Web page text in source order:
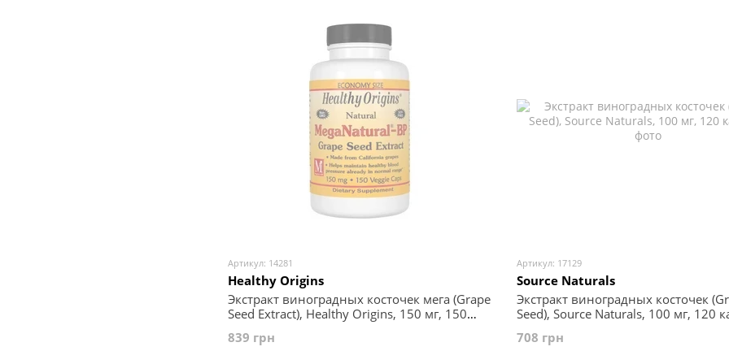
Артикул: 14281
Healthy Origins
Экстракт виноградных косточек мега (Grape
Seed Extract), Healthy Origins, 150 мг, 150
839 грн
Артикул: 17129
Source Naturals
Экстракт виноградных косточек
Seed), Source Naturals, 100 мг, 120
708 грн